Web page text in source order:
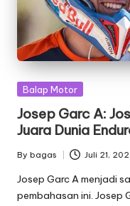
Posted
Balap Motor
Josep Garc A:
Juara Dunia
Posted
by
By bagas Juli 21,
Josep Garc A menjadi
pembahasan ini. Josep